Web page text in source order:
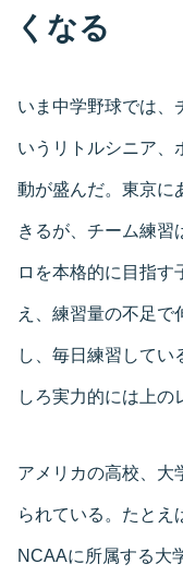
くなる
いま中学野球では、
いうリトルシニア、
動が盛んだ。東京に
きるが、チーム練習
ロを本格的に目指す
え、練習量の不足で
し、毎日練習してい
しろ実力的には上の
アメリカの高校、大
られている。たとえ
NCAAに所属する大